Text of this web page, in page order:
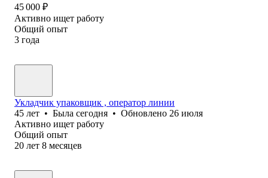
45 000 ₽
Активно ищет работу
Общий опыт
3 года
Укладчик упаковщик , оператор линии
45 лет • Была сегодня • Обновлено 26 июля
Активно ищет работу
Общий опыт
20 лет 8 месяцев